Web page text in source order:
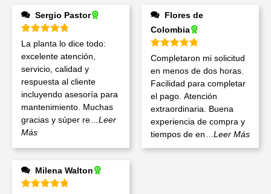
Sergio Pastor
Valorado en5de 5
La planta lo dice todo:
excelente atención,
servicio, calidad y
respuesta al cliente
incluyendo asesoría para
mantenimiento. Muchas
gracias y súper re...Leer
Más
Colombia
Valorado en5de 5
Completaron mi solicitud
en menos de dos horas.
Facilidad para completar
el pago. Atención
extraordinaria. Buena
experiencia de compra y
tiempos de en...Leer Más
Milena Walton